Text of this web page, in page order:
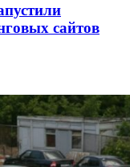
сайтов